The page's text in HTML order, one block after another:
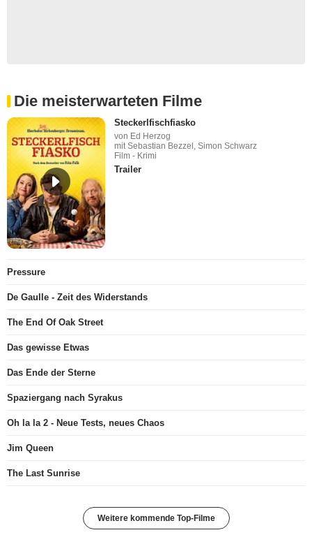
Die meisterwarteten Filme
Steckerlfischfiasko
von Ed Herzog
mit Sebastian Bezzel, Simon Schwarz
Film - Krimi
Trailer
Pressure
De Gaulle - Zeit des Widerstands
The End Of Oak Street
Das gewisse Etwas
Das Ende der Sterne
Spaziergang nach Syrakus
Oh la la 2 - Neue Tests, neues Chaos
Jim Queen
The Last Sunrise
Weitere kommende Top-Filme